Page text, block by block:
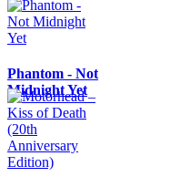
Phantom - Not
Midnight Yet